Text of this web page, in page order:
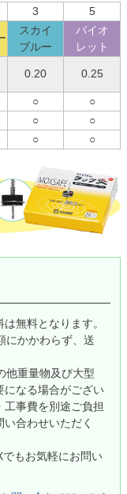
3
5
スカイ
ブルー
バイオ
レット
0.20 0.25
○
○
○
○
○ ○
無料となります。
にかかわらず、送
他重量物及び大型
になる場合がござい
工事費を別途ご負担
合わせいただく
でもお気軽にお問い